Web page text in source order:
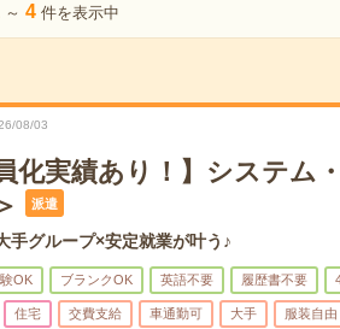
～ 4 件を表示中
08/03
化実績あり！】システム
派遣
手グループ×安定就業が叶う♪
OK ブランクOK 英語不要 履歴書不要
住宅 交費支給 車通勤可 大手 服装自由